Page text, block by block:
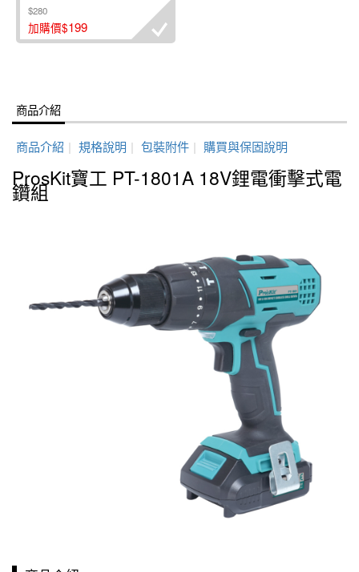
$280
加購價$199
商品介紹
商品介紹 | 規格說明 | 包裝附件 | 購買與保固說明
ProsKit寶工 PT-1801A 18V鋰電衝擊式電
鑽組